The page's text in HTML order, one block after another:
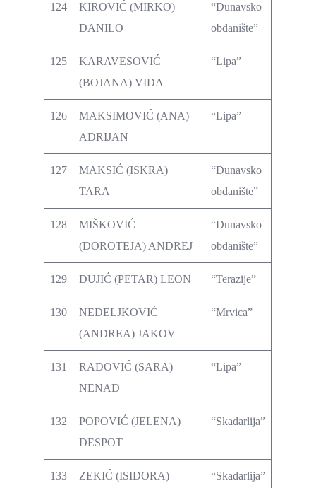
124
KIROVIĆ (MIRKO)
DANILO
“Dunavsko
obdanište”
125
KARAVESOVIĆ
(BOJANA) VIDA
“Lipa”
126
MAKSIMOVIĆ (ANA)
ADRIJAN
“Lipa”
127
MAKSIĆ (ISKRA)
TARA
“Dunavsko
obdanište”
128
MIŠKOVIĆ
(DOROTEJA) ANDREJ
“Dunavsko
obdanište”
129 DUJIĆ (PETAR) LEON “Terazije”
130
NEDELJKOVIĆ
(ANDREA) JAKOV
“Mrvica”
131
RADOVIĆ (SARA)
NENAD
“Lipa”
132
POPOVIĆ (JELENA)
DESPOT
“Skadarlija”
133 ZEKIĆ (ISIDORA) “Skadarlija”